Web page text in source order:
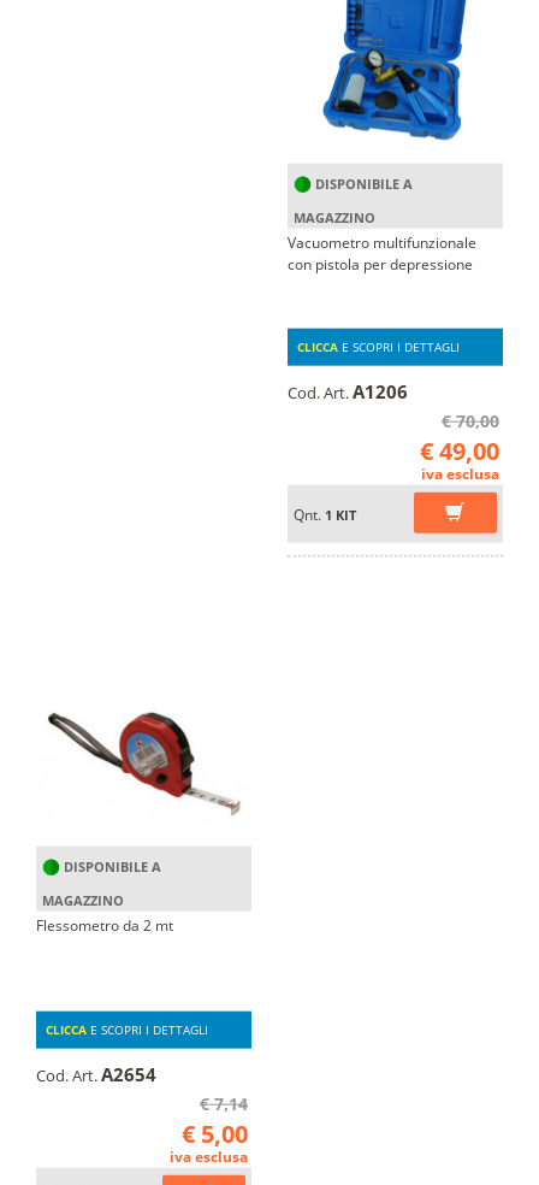
DISPONIBILE A
MAGAZZINO
Vacuometro multifunzionale
con pistola per depressione
CLICCA E SCOPRI I DETTAGLI
Cod. Art.A1206
€ 70,00
€ 49,00
iva esclusa
Qnt. 1 KIT
DISPONIBILE A
MAGAZZINO
Flessometro da 2 mt
CLICCA E SCOPRI I DETTAGLI
Cod. Art.A2654
€ 7,14
€ 5,00
iva esclusa